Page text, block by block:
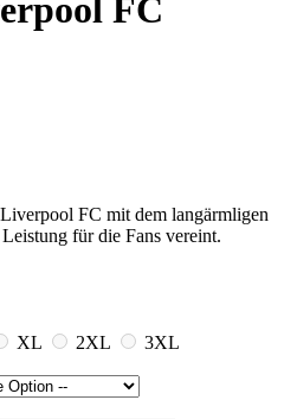
FC
FC mit dem langärmligen
für die Fans vereint.
XL 2XL
3XL